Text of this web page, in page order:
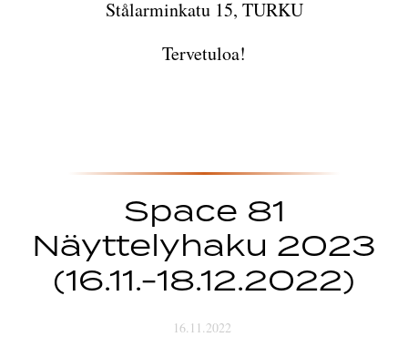
Stålarminkatu 15, TURKU
Tervetuloa!
Space 81
Näyttelyhaku 2023
(16.11.-18.12.2022)
16.11.2022